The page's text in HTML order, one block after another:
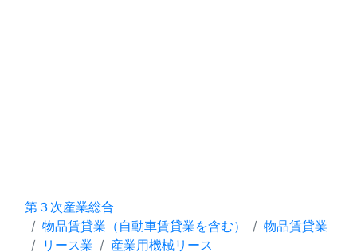
第３次産業総合
物品賃貸業（自動車賃貸業を含む）
物品賃貸業
リース業
産業用機械リース